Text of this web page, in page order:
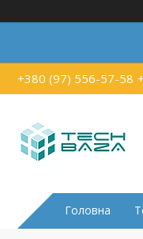
+380 (97) 556-57-58
Головна